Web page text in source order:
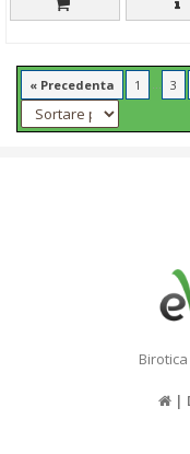
« Precedenta 1 3
|